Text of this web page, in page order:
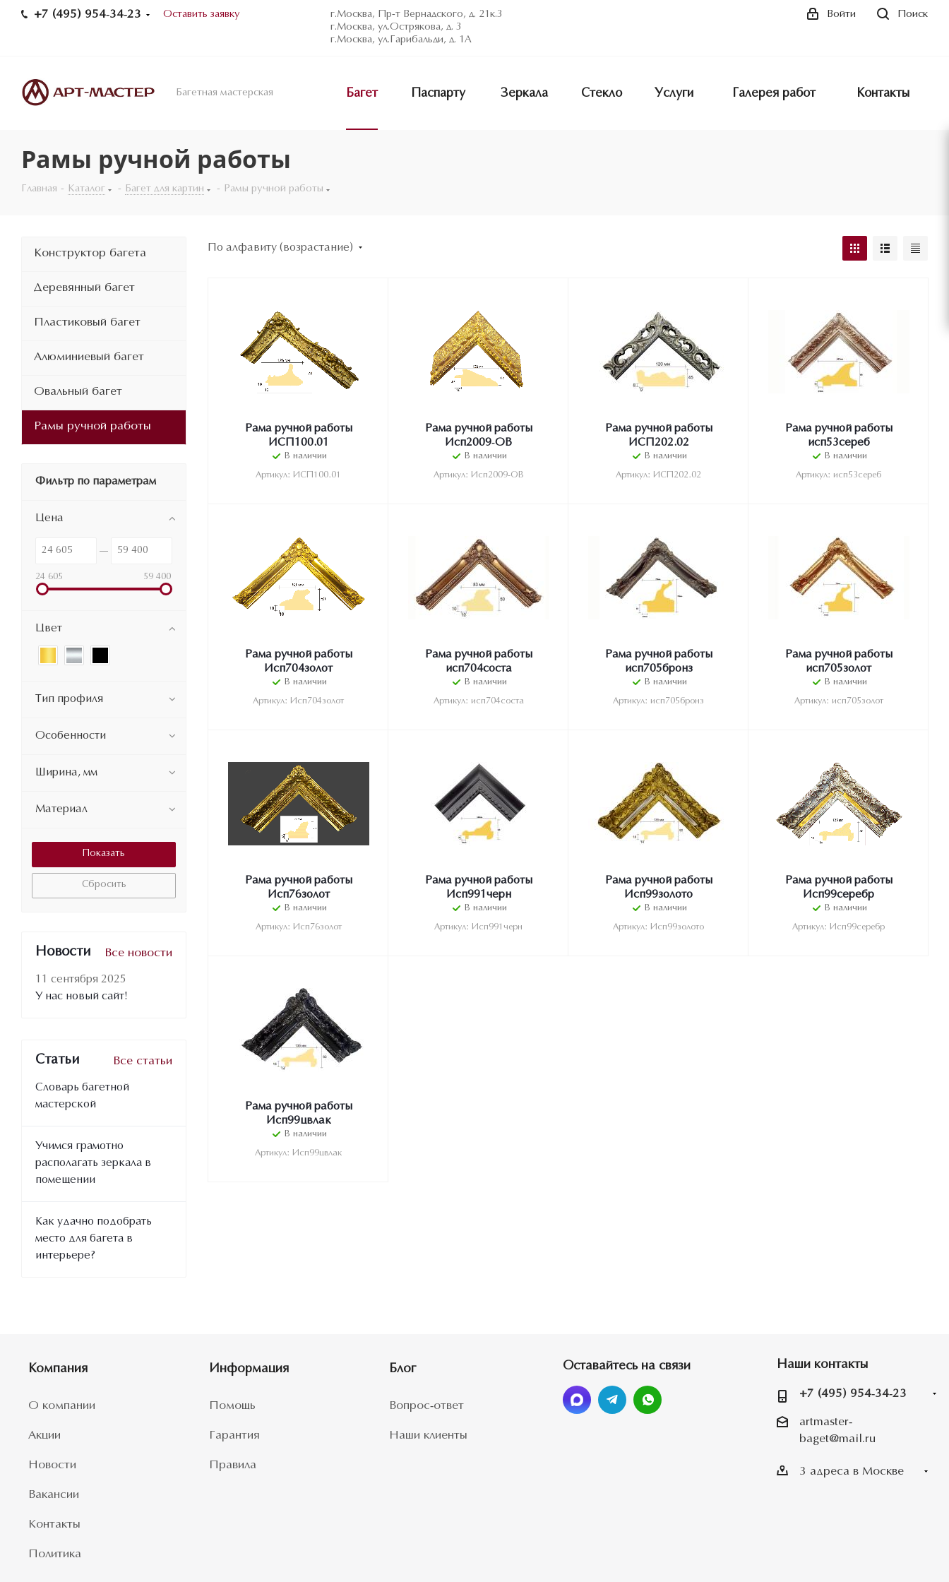
+7 (495) 954-34-23 Оставить заявку
г.Москва, Пр-т Вернадского, д. 21к.3
г.Москва, ул.Острякова, д. 3
г.Москва, ул.Гарибальди, д. 1А
Поиск
Войти
Багетная мастерская Багет Паспарту Зеркала Стекло Услуги Галерея работ Контакты
Рамы ручной работы
Главная - Каталог - Багет для картин - Рамы ручной работы
По алфавиту (возрастание)
Рама ручной работы
ИСП100.01
В наличии
Артикул: ИСП100.01
Рама ручной работы
Исп2009-ОВ
В наличии
Артикул: Исп2009-ОВ
Рама ручной работы
ИСП202.02
В наличии
Артикул: ИСП202.02
Рама ручной работы
исп53сереб
В наличии
Артикул: исп53сереб
Рама ручной работы
Исп704золот
В наличии
Артикул: Исп704золот
Рама ручной работы
исп704соста
В наличии
Артикул: исп704соста
Рама ручной работы
исп705бронз
В наличии
Артикул: исп705бронз
Рама ручной работы
исп705золот
В наличии
Артикул: исп705золот
Рама ручной работы
Исп76золот
В наличии
Артикул: Исп76золот
Рама ручной работы
Исп991черн
В наличии
Артикул: Исп991черн
Рама ручной работы
Исп99золото
В наличии
Артикул: Исп99золото
Рама ручной работы
Исп99серебр
В наличии
Артикул: Исп99серебр
Рама ручной работы
Исп99цвлак
В наличии
Артикул: Исп99цвлак
Конструктор багета
Деревянный багет
Пластиковый багет
Алюминиевый багет
Овальный багет
Рамы ручной работы
Фильтр по параметрам
Цена
24 605 59 400
Цвет
Тип профиля
Особенности
Ширина, мм
Материал
Сбросить
Новости Все новости
11 сентября 2025
У нас новый сайт!
Статьи Все статьи
Словарь багетной
мастерской
Учимся грамотно
располагать зеркала в
помещении
Как удачно подобрать
место для багета в
интерьере?
Компания
О компании
Акции
Новости
Вакансии
Контакты
Политика
Информация
Помощь
Гарантия
Правила
Блог
Вопрос-ответ
Наши клиенты
Оставайтесь на связи Наши контакты
+7 (495) 954-34-23
artmaster-
baget@mail.ru
3 адреса в Москве